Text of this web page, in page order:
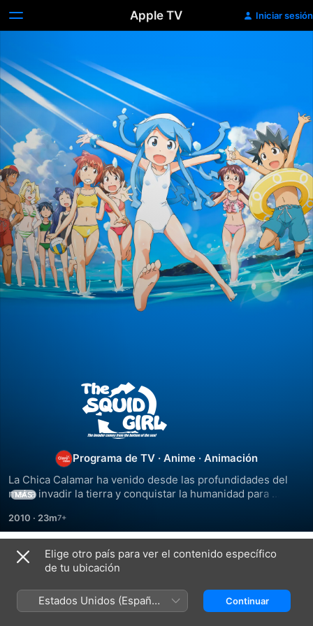
Apple TV Iniciar sesión
Shinryaku!
Ika
Musume
Programa de TV · Anime · Animación
La Chica Calamar ha venido desde las profundidades del
mar a invadir la tierra y conquistar la humanidad para
poco tiempo de llegar a la tierra, termina como empleada de
medio tiempo en la casa del mar, Limón, bajo las órdenes
de las hermanas Aizawa.
MÁS
2010 · 23m
Temporada 1
Elige otro país para ver el contenido específico
de tu ubicación
Estados Unidos (Español
México)
Continuar